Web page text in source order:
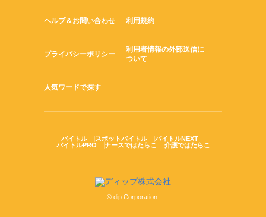
ヘルプ＆お問い合わせ 利用規約
プライバシーポリシー
利用者情報の外部送信に
ついて
人気ワードで探す
バイトル スポットバイトル
バイトルNEXT
バイトルPRO
ナースではたらこ 介護ではたらこ
© dip Corporation.